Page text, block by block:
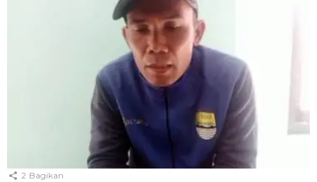
2 Bagikan